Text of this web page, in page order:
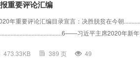
重要评论汇编
年重要评论汇编目录宣言：决胜脱贫在今朝
习近平主席2020年新
473.33KB 389 页 49